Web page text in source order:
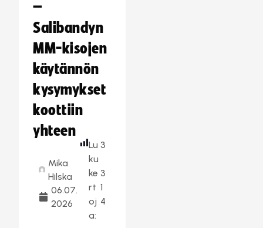
–
Salibandyn
MM-kisojen
käytännön
kysymykset
koottiin
yhteen
Mika
Hilska
06.07.
2026
Lu
ku
ke
rt
oj
a:
3
3
1
4